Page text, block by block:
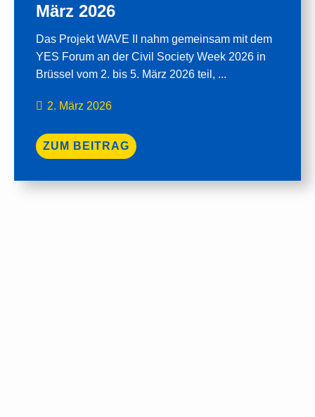
März 2026
Das Projekt WAVE II nahm gemeinsam mit dem
YES Forum an der Civil Society Week 2026 in
Brüssel vom 2. bis 5. März 2026 teil, ...
2. März 2026
ZUM BEITRAG